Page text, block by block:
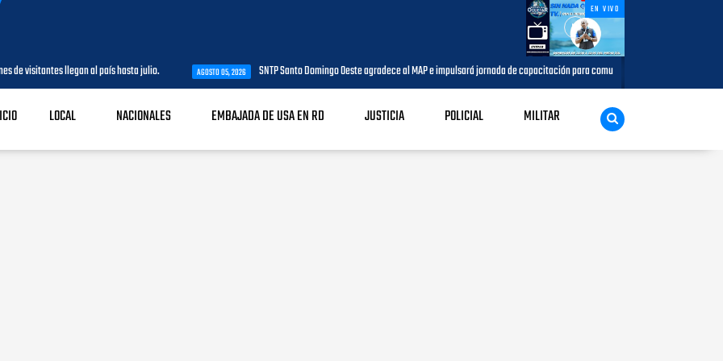
EN VIVO
visitantes llegan al país hasta julio. AGOSTO 05, 2026 SNTP Santo Domingo Oeste agradece al MAP e impulsará jornada de capacitación para comunicadores del municipio
LOCAL NACIONALES EMBAJADA DE USA EN RD JUSTICIA POLICIAL MILITAR